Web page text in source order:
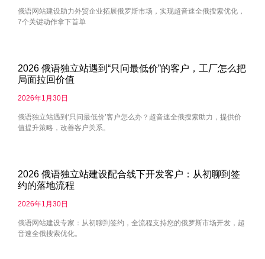
俄语网站建设助力外贸企业拓展俄罗斯市场，实现超音速全俄搜索优化，
7个关键动作拿下首单
2026 俄语独立站遇到“只问最低价”的客户，工厂怎么把
局面拉回价值
2026年1月30日
俄语独立站遇到‘只问最低价’客户怎么办？超音速全俄搜索助力，提供价
值提升策略，改善客户关系。
2026 俄语独立站建设配合线下开发客户：从初聊到签
约的落地流程
2026年1月30日
俄语网站建设专家：从初聊到签约，全流程支持您的俄罗斯市场开发，超
音速全俄搜索优化。